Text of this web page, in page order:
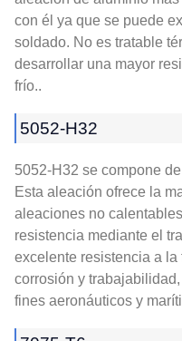
con él ya que se puede
soldado. No es tratable
desarrollar una mayor
frío..
5052-H32
5052-H32 se compone
Esta aleación ofrece la
aleaciones no
resistencia mediante el
excelente resistencia a
corrosión y
fines aeronáuticos y